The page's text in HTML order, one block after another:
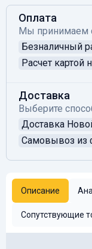
Оплата
Мы принимаем
Безналичный
Расчет картой
Доставка
Выберите
Доставка
Самовывоз из
Описание
Сопутствующие